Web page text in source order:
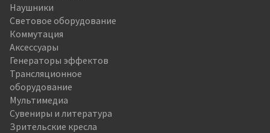
Наушники
Световое оборудование
Коммутация
Аксессуары
Генераторы эффектов
Трансляционное
оборудование
Мультимедиа
Сувениры и литература
Зрительские кресла